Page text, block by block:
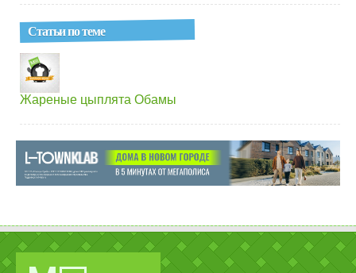
Статьи по теме
Жареные цыплята Обамы